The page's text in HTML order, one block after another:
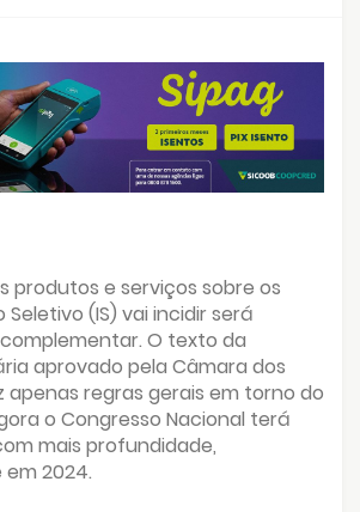
produtos e serviços sobre os
Seletivo (IS) vai incidir será
O texto da
aprovado pela Câmara dos
apenas regras gerais em torno do
o Congresso Nacional terá
mais profundidade,
2024.